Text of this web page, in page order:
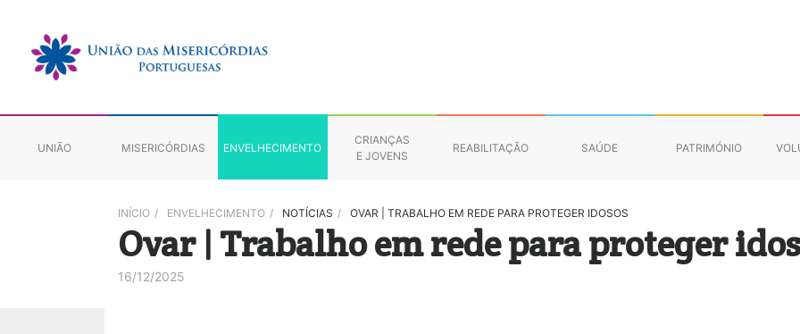
UNIÃO MISERICÓRDIAS ENVELHECIMENTO
CRIANÇAS
E JOVENS
REABILITAÇÃO SAÚDE PATRIMÓNIO
INÍCIO / ENVELHECIMENTO / NOTÍCIAS / OVAR | TRABALHO EM REDE PARA PROTEGER IDOSOS
Ovar | Trabalho em rede para proteger
16/12/2025